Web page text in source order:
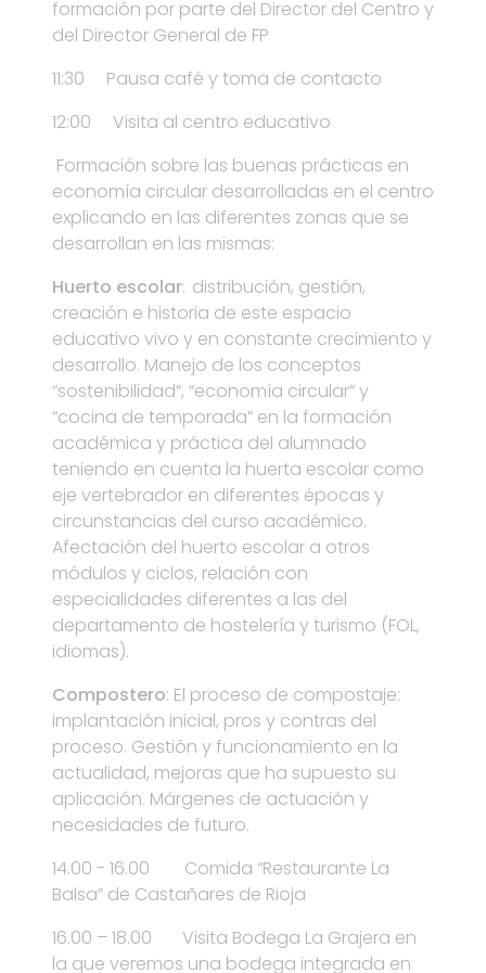
formación por parte del Director del Centro y
del Director General de FP
11:30 Pausa café y toma de contacto
12:00 Visita al centro educativo
Formación sobre las buenas prácticas en
economía circular desarrolladas en el centro
explicando en las diferentes zonas que se
desarrollan en las mismas:
Huerto escolar: distribución, gestión,
creación e historia de este espacio
educativo vivo y en constante crecimiento y
desarrollo. Manejo de los conceptos
“sostenibilidad”, “economía circular” y
“cocina de temporada” en la formación
académica y práctica del alumnado
teniendo en cuenta la huerta escolar como
eje vertebrador en diferentes épocas y
circunstancias del curso académico.
Afectación del huerto escolar a otros
módulos y ciclos, relación con
especialidades diferentes a las del
departamento de hostelería y turismo (FOL,
idiomas).
Compostero: El proceso de compostaje:
implantación inicial, pros y contras del
proceso. Gestión y funcionamiento en la
actualidad, mejoras que ha supuesto su
aplicación. Márgenes de actuación y
necesidades de futuro.
14.00 - 16.00 Comida “Restaurante La
Balsa” de Castañares de Rioja
16.00 – 18.00 Visita Bodega La Grajera en
la que veremos una bodega integrada en